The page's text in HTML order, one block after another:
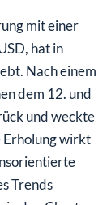
mit einer
hat in
Nach einem
dem 12. und
und weckte
Erholung wirkt
Trends